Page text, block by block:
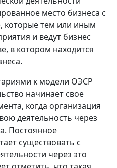
место бизнеса с
которые тем или иным
и ведут бизнес
в котором находится
к модели ОЭСР
начинает свое
когда организация
деятельность через
Постоянное
существовать с
через это